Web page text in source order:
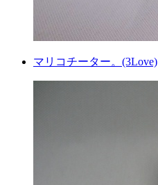
マリコチーター。(3Love)